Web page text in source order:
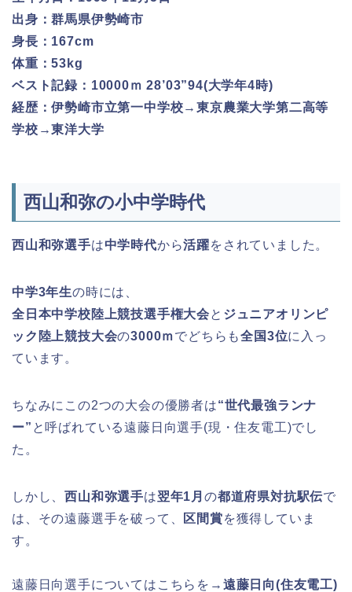
出身：群馬県伊勢崎市
身長：167cm
体重：53kg
ベスト記録：10000ｍ 28’03”94(大学年4時)
経歴：伊勢崎市立第一中学校→東京農業大学第二高等
学校→東洋大学
西山和弥の小中学時代
西山和弥選手は中学時代から活躍をされていました。
中学3年生の時には、
全日本中学校陸上競技選手権大会と ジュニアオリンピ
ック陸上競技大会の3000ｍでどちらも全国3位に入っ
ています。
ちなみにこの2つの大会の優勝者は“世代最強ランナ
ー” と呼ばれている遠藤日向選手(現・住友電工)でし
た。
しかし、西山和弥選手は翌年1月の都道府県対抗駅伝で
は、その遠藤選手を破って、
区間賞を獲得していま
す。
遠藤日向選手についてはこちらを→ 遠藤日向(住友電工)